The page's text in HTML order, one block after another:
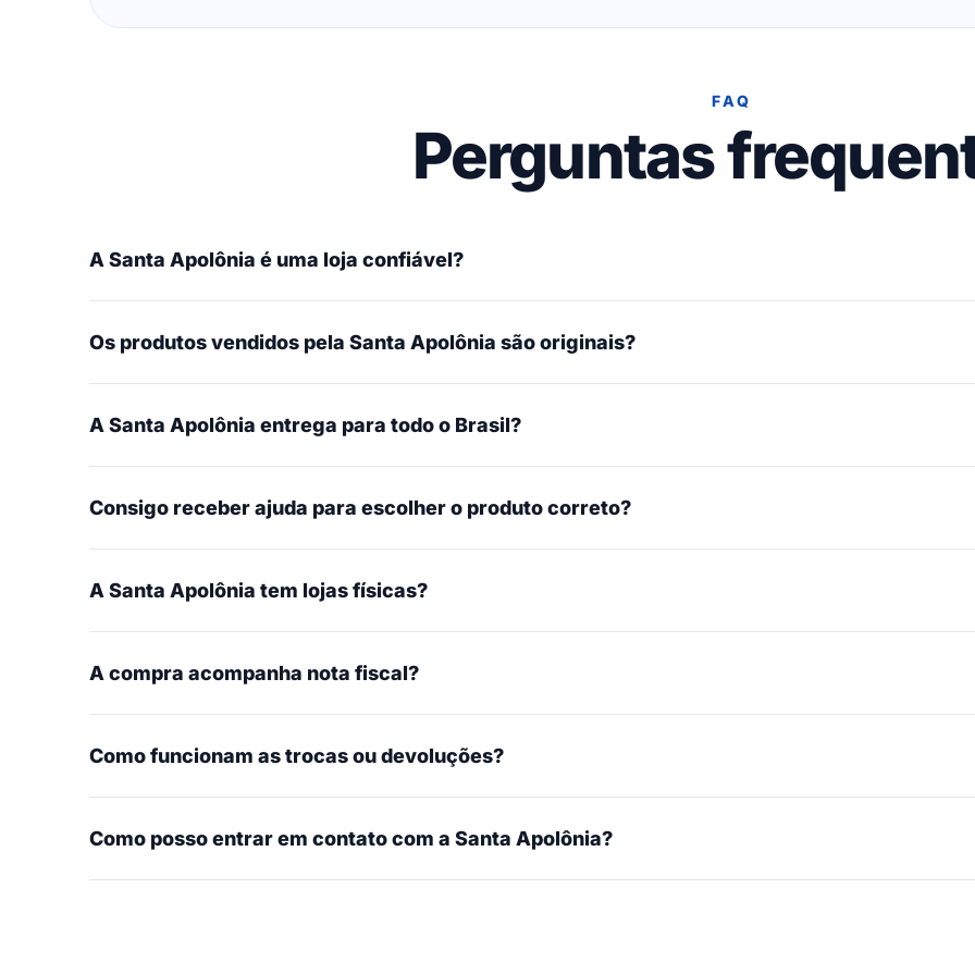
FAQ
Perguntas
A Santa Apolônia é uma loja confiável?
Os produtos vendidos pela Santa Apolônia são originais?
A Santa Apolônia entrega para todo o Brasil?
Consigo receber ajuda para escolher o produto correto?
A Santa Apolônia tem lojas físicas?
A compra acompanha nota fiscal?
Como funcionam as trocas ou devoluções?
Como posso entrar em contato com a Santa Apolônia?